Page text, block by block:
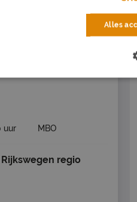
regio
uur MBO
regio
Alles